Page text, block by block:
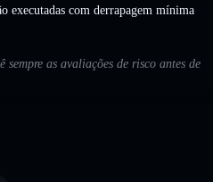
executadas com derrapagem mínima
as avaliações de risco antes de